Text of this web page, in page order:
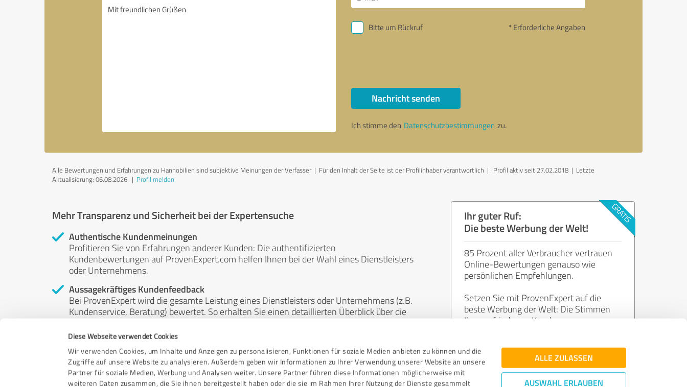
Diese Webseite verwendet Cookies
Wir verwenden Cookies, um Inhalte und Anzeigen zu personalisieren, Funktionen für soziale Medien anbieten zu können und die
Zugriffe auf unsere Website zu analysieren. Außerdem geben wir Informationen zu Ihrer Verwendung unserer Website an unsere
Partner für soziale Medien, Werbung und Analysen weiter. Unsere Partner führen diese Informationen möglicherweise mit
weiteren Daten zusammen, die Sie ihnen bereitgestellt haben oder die sie im Rahmen Ihrer Nutzung der Dienste gesammelt
ALLE ZULASSEN
AUSWAHL ERLAUBEN
Bitte um Rückruf * Erforderliche Angaben
Nachricht senden
Ich stimme den Datenschutzbestimmungen zu.
Alle Bewertungen und Erfahrungen zu Hannobilien sind subjektive Meinungen der Verfasser | Für den Inhalt der Seite ist der Profilinhaber verantwortlich | Profil aktiv seit 27.02.2018 | Letzte
Aktualisierung: 06.08.2026 | Profil melden
Mehr Transparenz und Sicherheit bei der Expertensuche
Authentische Kundenmeinungen
Profitieren Sie von Erfahrungen anderer Kunden: Die authentifizierten
Kundenbewertungen auf ProvenExpert.com helfen Ihnen bei der Wahl eines Dienstleisters
oder Unternehmens.
Aussagekräftiges Kundenfeedback
Bei ProvenExpert wird die gesamte Leistung eines Dienstleisters oder Unternehmens (z.B.
Kundenservice, Beratung) bewertet. So erhalten Sie einen detaillierten Überblick über die
Unabhängige Bewertungen
ProvenExpert ist grundsätzlich kostenlos, unabhängig und neutral. Bewertungen von
Kunden erfolgen freiwillig, können nicht gekauft werden und sind weder finanziell noch
anderweitig beeinflussbar.
Ihr guter Ruf:
Die beste Werbung der Welt!
85 Prozent aller Verbraucher vertrauen
Online-Bewertungen genauso wie
persönlichen Empfehlungen.
Setzen Sie mit ProvenExpert auf die
beste Werbung der Welt: Die Stimmen
Ihrer zufriedenen Kunden.
Jetzt kostenlos starten